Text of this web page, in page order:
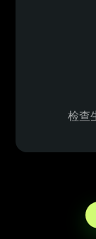
检查